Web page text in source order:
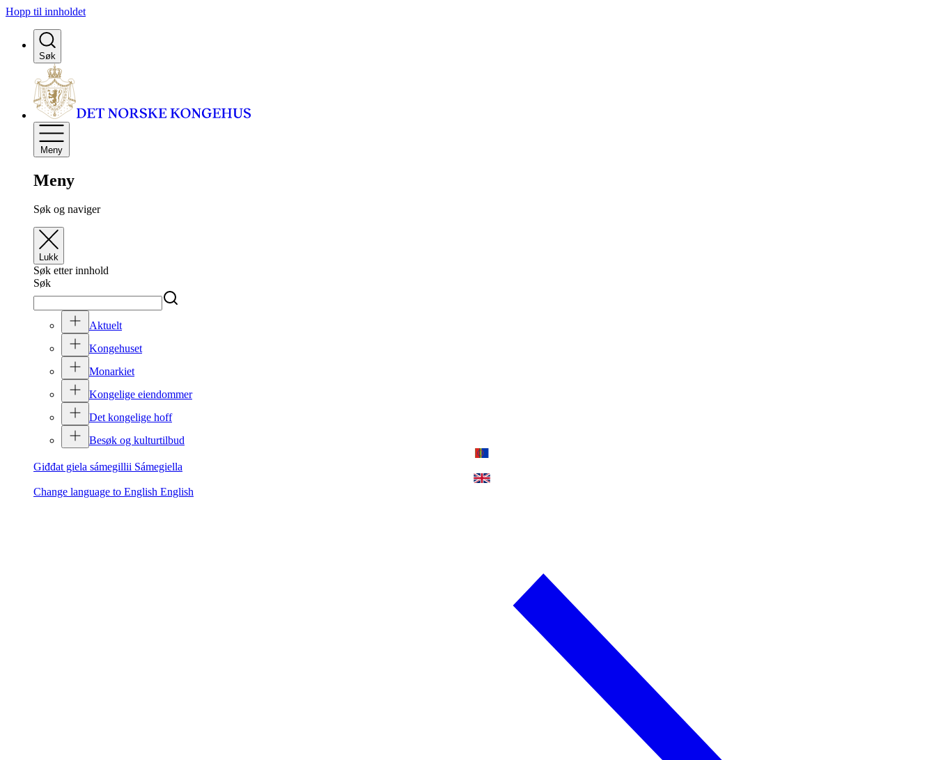
Hopp til innholdet
Søk
Meny
Meny
Søk og naviger
Lukk
Søk etter innhold
Søk
Aktuelt
Kongehuset
Monarkiet
Kongelige eiendommer
Det kongelige hoff
Besøk og kulturtilbud
Giđđat giela sámegillii Sámegiella
Change language to English English